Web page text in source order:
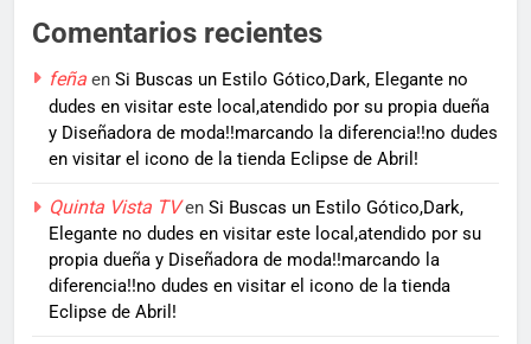
Comentarios recientes
feña en Si Buscas un Estilo Gótico,Dark, Elegante no
dudes en visitar este local,atendido por su propia dueña
y Diseñadora de moda!!marcando la diferencia!!no dudes
en visitar el icono de la tienda Eclipse de Abril!
Quinta Vista TVen Si Buscas un Estilo Gótico,Dark,
Elegante no dudes en visitar este local,atendido por su
propia dueña y Diseñadora de moda!!marcando la
diferencia!!no dudes en visitar el icono de la tienda
Eclipse de Abril!